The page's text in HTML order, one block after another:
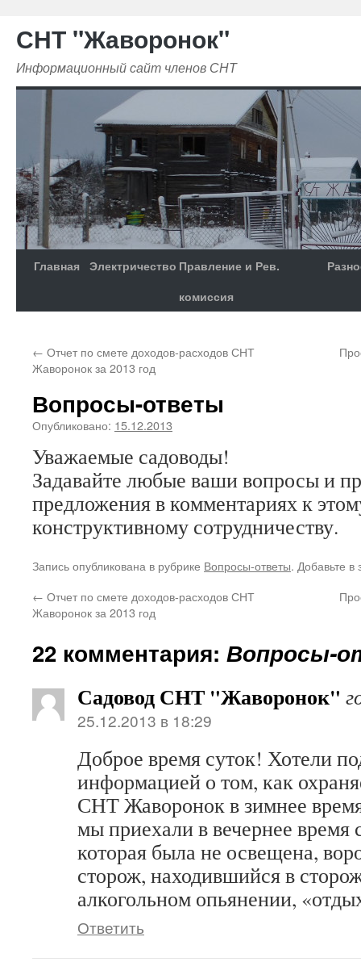
СНТ "Жаворонок"
Информационный сайт членов СНТ
Главная Электричество Правление и Рев.
комиссия
← Отчет по смете доходов-расходов СНТ
Жаворонок за 2013 год
Вопросы-ответы
Опубликовано: 15.12.2013
Уважаемые садоводы!
Задавайте любые ваши вопросы и
предложения в комментариях к
конструктивному сотрудничеству.
Запись опубликована в рубрике Вопросы-ответы. Добавьте в
← Отчет по смете доходов-расходов СНТ
Жаворонок за 2013 год
22 комментария: Вопросы-
Садовод СНТ "Жаворонок"
25.12.2013 в 18:29
Доброе время суток! Хотели
информацией о том, как
СНТ Жаворонок в зимнее
мы приехали в вечернее время
которая была не освещена,
сторож, находившийся в
алкогольном опьянении,
Ответить